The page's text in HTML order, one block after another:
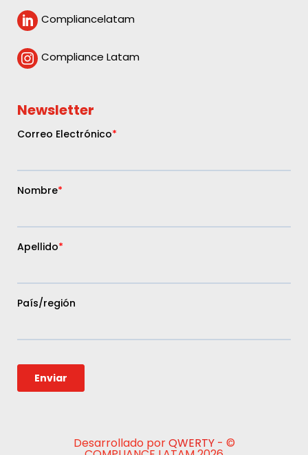
 Compliancelatam
 Compliance Latam
Newsletter
Desarrollado porQWERTY- ©